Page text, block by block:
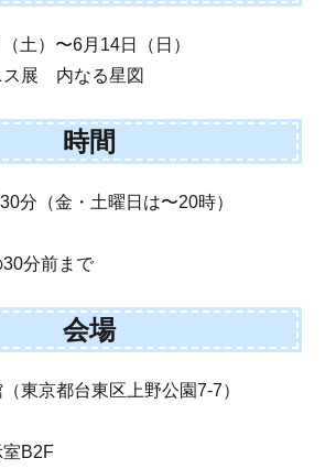
土）〜6月14日（日）
ス展 内なる星図
時間
分（金・土曜日は〜20時）
分前まで
会場
東京都台東区上野公園7-7）
室B2F